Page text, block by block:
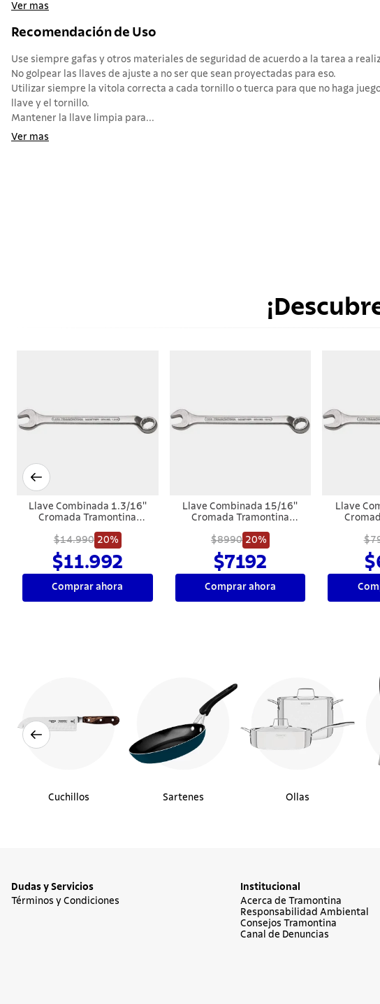
Ver mas
Recomendación de Uso
Use siempre gafas y otros materiales de seguridad de acuerdo a la tarea a
No golpear las llaves de ajuste a no ser que sean proyectadas para eso.
Utilizar siempre la vitola correcta a cada tornillo o tuerca para que no haga
llave y el tornillo.
Mantener la llave limpia para...
Ver mas
Llave Combinada 1.3/16''
Cromada Tramontina
$14.990 20%
$11.992
Comprar ahora
Llave Combinada 15/16''
Cromada Tramontina
$8990 20%
$7192
Comprar ahora
Llave
Cuchillos Sartenes Ollas
Dudas y Servicios
Términos y Condiciones
Institucional
Acerca de Tramontina
Responsabilidad Ambiental
Consejos Tramontina
Canal de Denuncias